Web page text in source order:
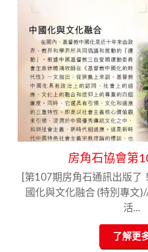
房角石協會第
[第107期房角石通訊出版了
國化與文化融合 (特別專文
活...
了解更